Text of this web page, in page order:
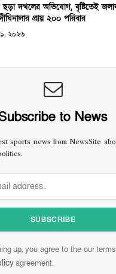
ছড়া দখলের অভিযোগ, বৃষ্টিতেই
প্রায় ২০০ পরিবার
২০২৬
to News
sports news from NewsSite
up, you agree to the our
agreement.